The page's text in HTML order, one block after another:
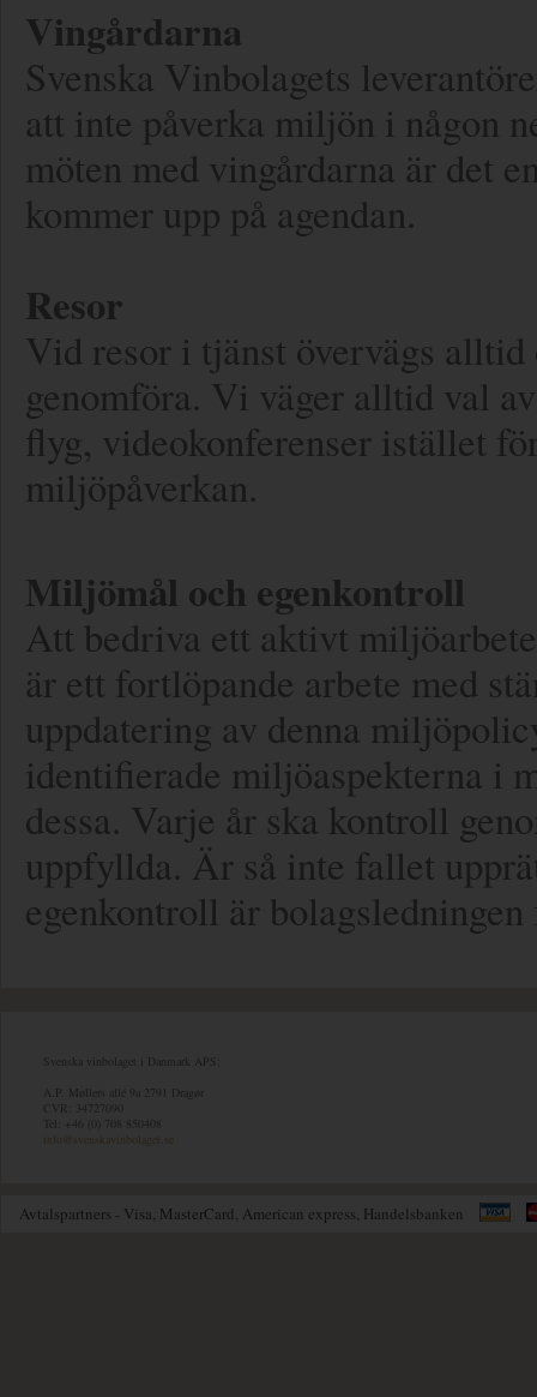
Vingårdarna
Svenska Vinbolagets
att inte påverka miljön i någon
möten med vingårdarna är det
kommer upp på agendan.
Resor
Vid resor i tjänst övervägs
genomföra. Vi väger alltid val
flyg, videokonferenser istället
miljöpåverkan.
Miljömål och egenkontroll
Att bedriva ett aktivt
är ett fortlöpande arbete med
uppdatering av denna
identifierade miljöaspekterna i
dessa. Varje år ska kontroll
uppfyllda. Är så inte fallet
egenkontroll är
Svenska vinbolaget i Danmark APS:
A.P. Møllers allé 9a 2791 Dragør
CVR: 34727090
Tel: +46 (0) 708 850408
info@svenskavinbolaget.se
Avtalspartners - Visa, MasterCard, American express, Handelsbanken